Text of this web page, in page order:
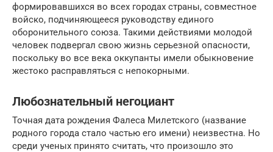
формировавшихся во всех городах страны, совместное
войско, подчиняющееся руководству единого
оборонительного союза. Такими действиями молодой
человек подвергал свою жизнь серьезной опасности,
поскольку во все века оккупанты имели обыкновение
жестоко расправляться с непокорными.
Любознательный негоциант
Точная дата рождения Фалеса Милетского (название
родного города стало частью его имени) неизвестна. Но
среди ученых принято считать, что произошло это